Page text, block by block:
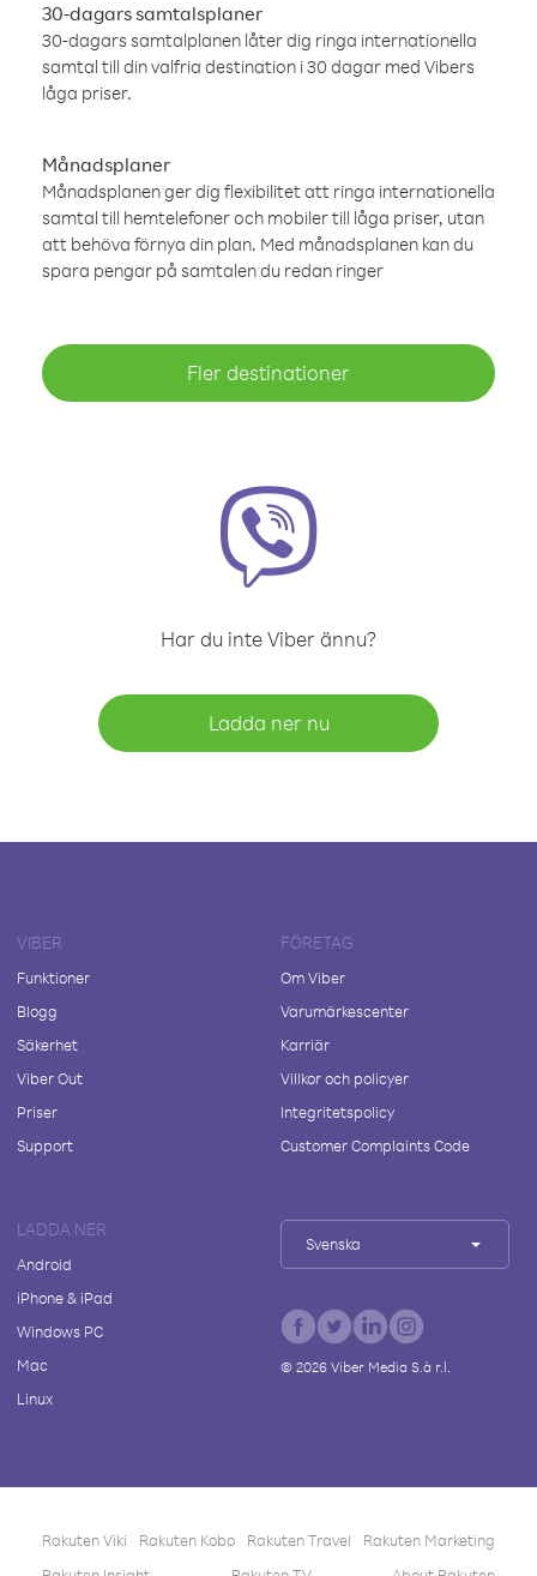
30-dagars samtalsplaner
30-dagars samtalplanen låter dig ringa internationella
samtal till din valfria destination i 30 dagar med Vibers
låga priser.
Månadsplaner
Månadsplanen ger dig flexibilitet att ringa internationella
samtal till hemtelefoner och mobiler till låga priser, utan
att behöva förnya din plan. Med månadsplanen kan du
spara pengar på samtalen du redan ringer
Fler destinationer
Har du inte Viber ännu?
Ladda ner nu
VIBER
Funktioner
Blogg
Säkerhet
Viber Out
Priser
Support
FÖRETAG
Om Viber
Varumärkescenter
Karriär
Villkor och policyer
Integritetspolicy
Customer Complaints Code
LADDA NER
Android
iPhone & iPad
Windows PC
Mac
Linux
Svenska
© 2026Viber Media S.à r.l.
Rakuten Viki Rakuten Kobo Rakuten Travel
Rakuten Marketing